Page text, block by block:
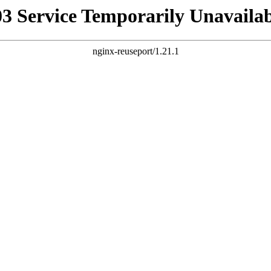
Service Temporarily
nginx-reuseport/1.21.1